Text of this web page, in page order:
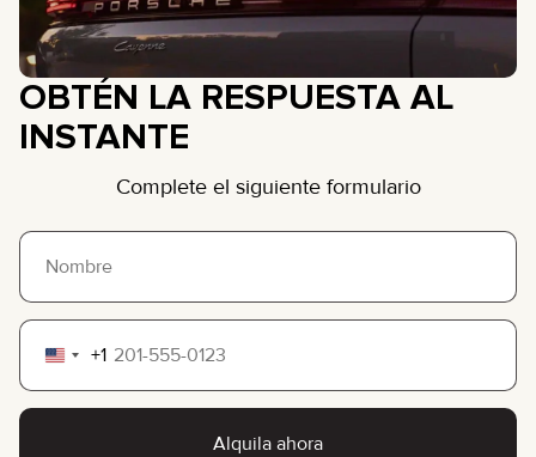
OBTÉN LA RESPUESTA AL
INSTANTE
Complete el siguiente formulario
United
States
+1
Alquila ahora